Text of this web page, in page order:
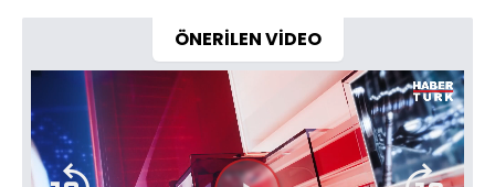
ÖNERİLEN VİDEO